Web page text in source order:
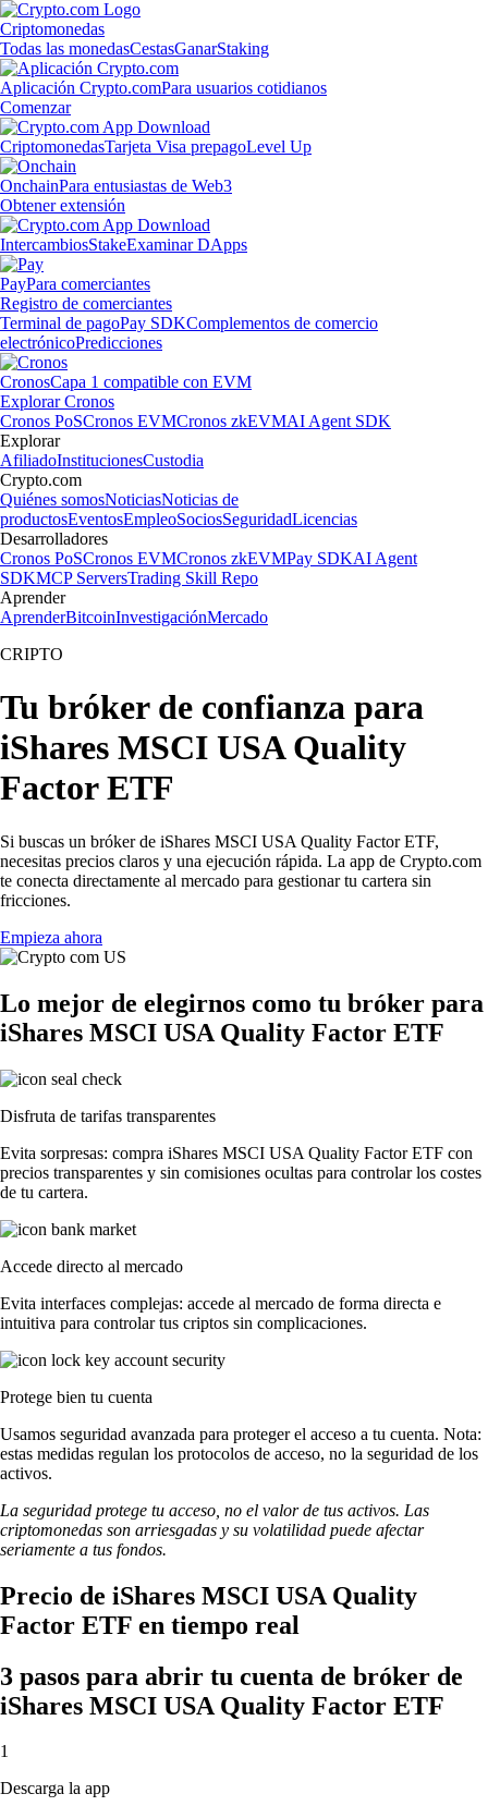
Criptomonedas
Todas las monedasCestasGanarStaking
Aplicación Crypto.comPara usuarios cotidianos
Comenzar
CriptomonedasTarjeta Visa prepagoLevel Up
OnchainPara entusiastas de Web3
Obtener extensión
IntercambiosStakeExaminar DApps
PayPara comerciantes
Registro de comerciantes
Terminal de pagoPay SDKComplementos de comercio
electrónicoPredicciones
CronosCapa 1 compatible con EVM
Explorar Cronos
Cronos PoSCronos EVMCronos zkEVMAI Agent SDK
Explorar
AfiliadoInstitucionesCustodia
Crypto.com
Quiénes somosNoticiasNoticias de
productosEventosEmpleoSociosSeguridadLicencias
Desarrolladores
Cronos PoSCronos EVMCronos zkEVMPay SDKAI Agent
SDKMCP ServersTrading Skill Repo
Aprender
AprenderBitcoinInvestigaciónMercado
CRIPTO
Tu bróker de confianza para
iShares MSCI USA Quality
Factor ETF
Si buscas un bróker de iShares MSCI USA Quality Factor ETF,
necesitas precios claros y una ejecución rápida. La app de Crypto.com
te conecta directamente al mercado para gestionar tu cartera sin
fricciones.
Empieza ahora
Lo mejor de elegirnos como tu bróker para
iShares MSCI USA Quality Factor ETF
Disfruta de tarifas transparentes
Evita sorpresas: compra iShares MSCI USA Quality Factor ETF con
precios transparentes y sin comisiones ocultas para controlar los costes
de tu cartera.
Accede directo al mercado
Evita interfaces complejas: accede al mercado de forma directa e
intuitiva para controlar tus criptos sin complicaciones.
Protege bien tu cuenta
Usamos seguridad avanzada para proteger el acceso a tu cuenta. Nota:
estas medidas regulan los protocolos de acceso, no la seguridad de los
activos.
La seguridad protege tu acceso, no el valor de tus activos. Las
criptomonedas son arriesgadas y su volatilidad puede afectar
seriamente a tus fondos.
Precio de iShares MSCI USA Quality
Factor ETF en tiempo real
3 pasos para abrir tu cuenta de bróker de
iShares MSCI USA Quality Factor ETF
1
Descarga la app